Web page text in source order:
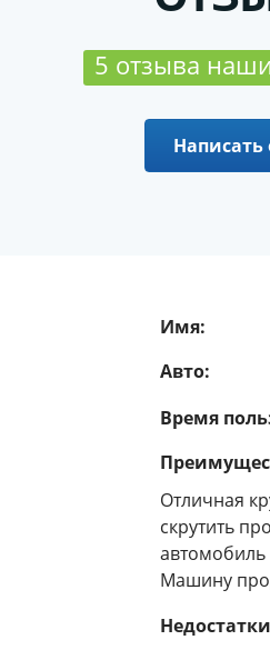
5 отзыва
Написать
Имя:
Авто:
Время
Отличная
скрутить
автомобиль
Машину